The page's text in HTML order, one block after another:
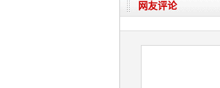
网友评论